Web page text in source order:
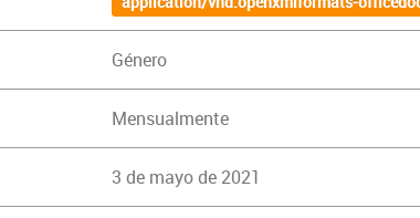
Género
Mensualmente
3 de mayo de 2021